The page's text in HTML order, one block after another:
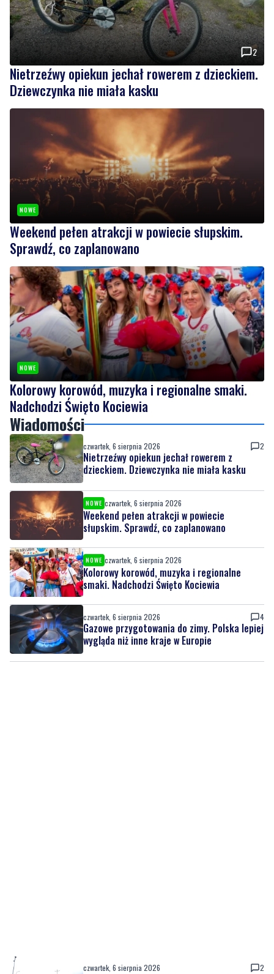
2
Nietrzeźwy opiekun jechał rowerem z dzieckiem.
Dziewczynka nie miała kasku
Weekend pełen atrakcji w powiecie słupskim.
Sprawdź, co zaplanowano
NOWE
Kolorowy korowód, muzyka i regionalne smaki.
Nadchodzi Święto Kociewia
Wiadomości
czwartek, 6 sierpnia 2026
Nietrzeźwy opiekun jechał rowerem z
dzieckiem. Dziewczynka nie miała kasku
NOWE czwartek, 6 sierpnia 2026
Weekend pełen atrakcji w powiecie
NOWE czwartek, 6 sierpnia 2026
Kolorowy korowód, muzyka i regionalne
czwartek, 6 sierpnia 2026
Gazowe przygotowania do zimy. Polska lepiej
wygląda niż inne kraje w Europie